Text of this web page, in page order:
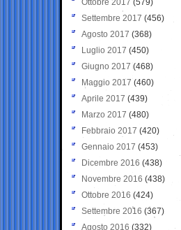
Ottobre 2017 (579)
Settembre 2017 (456)
Agosto 2017 (368)
Luglio 2017 (450)
Giugno 2017 (468)
Maggio 2017 (460)
Aprile 2017 (439)
Marzo 2017 (480)
Febbraio 2017 (420)
Gennaio 2017 (453)
Dicembre 2016 (438)
Novembre 2016 (438)
Ottobre 2016 (424)
Settembre 2016 (367)
Agosto 2016 (332)